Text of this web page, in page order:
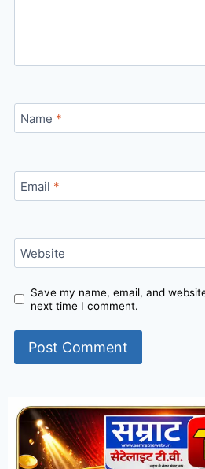
Name *
Email *
Website
Save my name, email, and
next time I comment.